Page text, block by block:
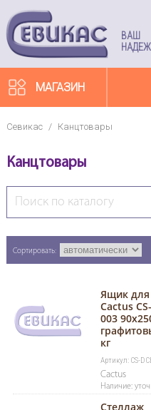
ВАШ
МАГАЗИН
Севикас / Канцтовары
Канцтовары
Сортировать:
Ящик для
Cactus
003
кг
Артикул: CS-
Cactus
Наличие:
Стеллаж